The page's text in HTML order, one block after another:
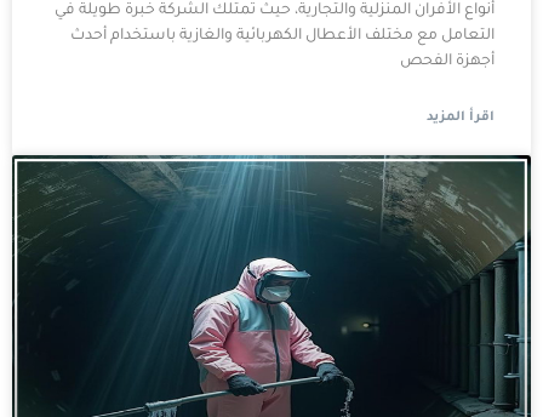
أنواع الأفران المنزلية والتجارية، حيث تمتلك الشركة خبرة طويلة في
التعامل مع مختلف الأعطال الكهربائية والغازية باستخدام أحدث
أجهزة الفحص
اقرأ المزيد